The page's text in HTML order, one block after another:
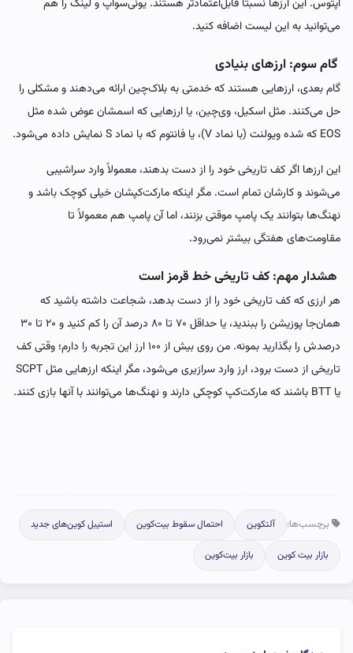
اپتوس. این ارزها نسبتاً قابل‌اعتمادتر هستند. یونی‌سواپ و لینک را هم
می‌توانید به این لیست اضافه کنید.
گام سوم: ارزهای بنیادی
گام بعدی، ارزهایی هستند که خدمتی به بلاک‌چین ارائه می‌دهند و مشکلی را
حل می‌کنند. مثل اسکیل، وی‌چین، یا ارزهایی که اسمشان عوض شده مثل
EOS که شده ویولنت (با نماد V)، یا فانتوم که با نماد S نمایش داده می‌شود.
این ارزها اگر کف تاریخی خود را از دست بدهند، معمولاً وارد سراشیبی
می‌شوند و کارشان تمام است. مگر اینکه مارکت‌کپشان خیلی کوچک باشد و
نهنگ‌ها بتوانند یک پامپ موقتی بزنند، اما آن پامپ هم معمولاً تا
مقاومت‌های هفتگی بیشتر نمی‌رود.
هشدار مهم: کف تاریخی خط قرمز است
هر ارزی که کف تاریخی خود را از دست بدهد، شجاعت داشته باشید که
همان‌جا پوزیشن را ببندید، یا حداقل ۷۰ تا ۸۰ درصد آن را کم کنید و ۲۰ تا ۳۰
درصدش را بگذارید بمونه. من روی بیش از ۱۰۰ ارز این تجربه را دارم؛ وقتی کف
تاریخی از دست برود، ارز وارد سرازیری می‌شود، مگر اینکه ارزهایی مثل SCPT
یا BTT باشند که مارکت‌کپ کوچکی دارند و نهنگ‌ها می‌توانند با آنها بازی کنند.
برچسب‌ها: آلتکوین احتمال سقوط بیت‌کوین استیبل کوین‌های جدید
بازار بیت کوین بازار بیت‌کوین